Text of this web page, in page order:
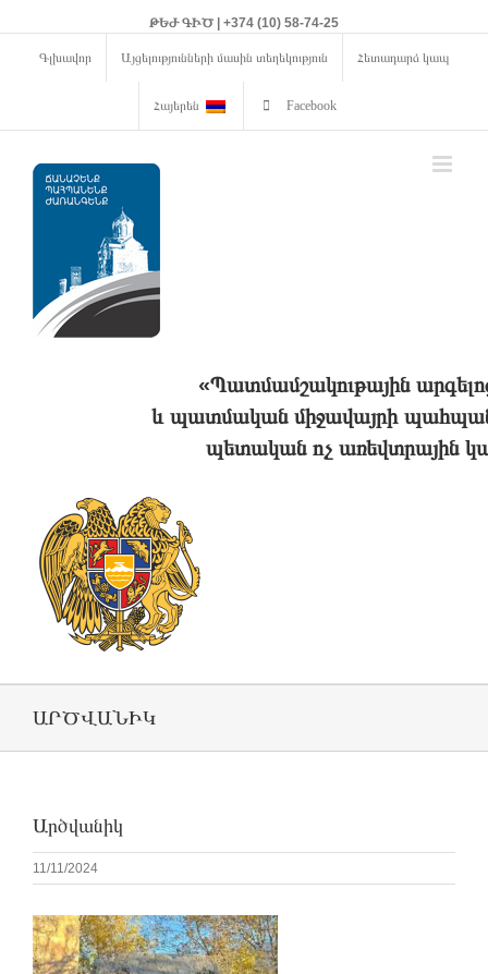
ԹԵԺ ԳԻԾ | +374 (10) 58-74-25
Գլխավոր Այցելությունների մասին տեղեկություն Հետադարձ կապ
Հայերեն Facebook
«Պատմամշակութային
և պատմական միջավայրի
պետական ոչ առեվտրային
ԱՐԾՎԱՆԻԿ
Արծվանիկ
11/11/2024